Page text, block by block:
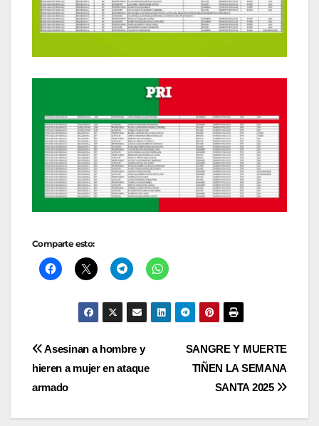
Comparte esto:
Navegación
de
entradas
SANGRE Y MUERTE
TIÑEN LA SEMANA
SANTA 2025
Asesinan a hombre y
hieren a mujer en ataque
armado